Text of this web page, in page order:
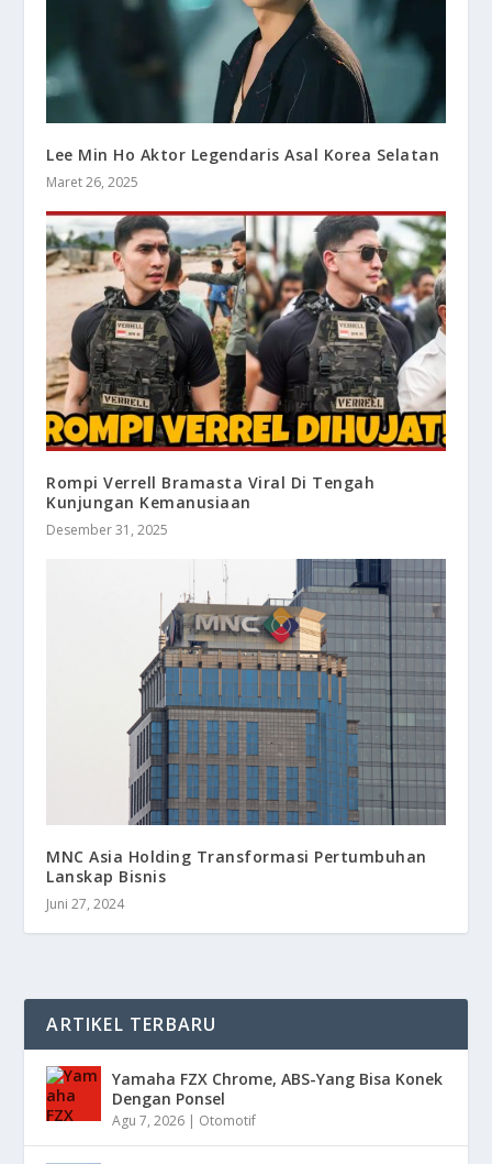
Lee Min Ho Aktor Legendaris Asal Korea Selatan
Maret 26, 2025
Rompi Verrell Bramasta Viral Di Tengah
Kunjungan Kemanusiaan
Desember 31, 2025
MNC Asia Holding Transformasi Pertumbuhan
Lanskap Bisnis
Juni 27, 2024
ARTIKEL TERBARU
Yamaha FZX Chrome, ABS-Yang Bisa Konek
Dengan Ponsel
Agu 7, 2026 | Otomotif